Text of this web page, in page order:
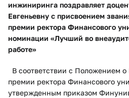
инжиниринга поздравляет
Евгеньевну с присвоением
премии ректора Финансового
номинации «Лучший во
работе»
В соответствии с Положением
премии ректора Финансового
утвержденным приказом